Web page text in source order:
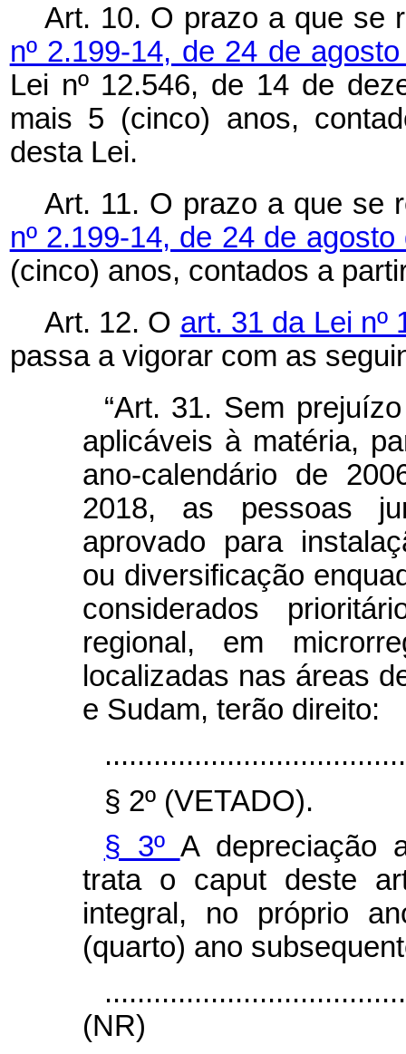
Art. 10. O prazo a que se
nº 2.199-14, de 24 de
Lei nº 12.546, de 14 de
mais 5 (cinco) anos,
desta Lei.
Art. 11. O prazo a que se
nº 2.199-14, de 24 de
(cinco) anos, contados a
Art. 12. O art. 31 da Lei nº
passa a vigorar com as
“Art. 31. Sem
aplicáveis à matéria,
ano-calendário de
2018, as pessoas
aprovado para
ou diversificação
considerados
regional, em
localizadas nas áreas
e Sudam, terão direito:
§ 2º (VETADO).
§ 3º A depreciação
trata o caput deste
integral, no próprio
(quarto) ano
(NR)